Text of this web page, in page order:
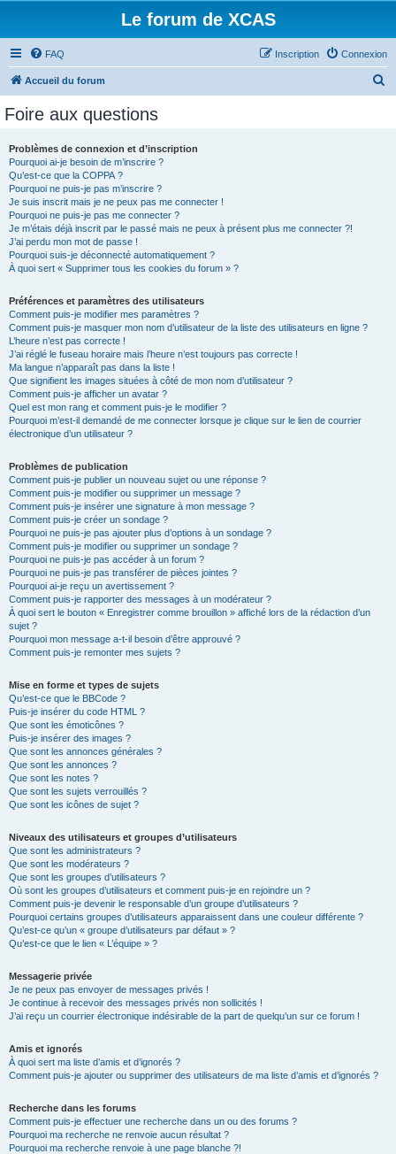
Le forum de XCAS
FAQ Connexion
Inscription
Accueil du forum
Foire aux questions
Problèmes de connexion et d’inscription
Pourquoi ai-je besoin de m’inscrire ?
Qu’est-ce que la COPPA ?
Pourquoi ne puis-je pas m’inscrire ?
Je suis inscrit mais je ne peux pas me connecter !
Pourquoi ne puis-je pas me connecter ?
Je m’étais déjà inscrit par le passé mais ne peux à présent plus me connecter ?!
J’ai perdu mon mot de passe !
Pourquoi suis-je déconnecté automatiquement ?
À quoi sert « Supprimer tous les cookies du forum » ?
Préférences et paramètres des utilisateurs
Comment puis-je modifier mes paramètres ?
Comment puis-je masquer mon nom d’utilisateur de la liste des utilisateurs en ligne ?
L’heure n’est pas correcte !
J’ai réglé le fuseau horaire mais l’heure n’est toujours pas correcte !
Ma langue n’apparaît pas dans la liste !
Que signifient les images situées à côté de mon nom d’utilisateur ?
Comment puis-je afficher un avatar ?
Quel est mon rang et comment puis-je le modifier ?
Pourquoi m’est-il demandé de me connecter lorsque je clique sur le lien de courrier
électronique d’un utilisateur ?
Problèmes de publication
Comment puis-je publier un nouveau sujet ou une réponse ?
Comment puis-je modifier ou supprimer un message ?
Comment puis-je insérer une signature à mon message ?
Comment puis-je créer un sondage ?
Pourquoi ne puis-je pas ajouter plus d’options à un sondage ?
Comment puis-je modifier ou supprimer un sondage ?
Pourquoi ne puis-je pas accéder à un forum ?
Pourquoi ne puis-je pas transférer de pièces jointes ?
Pourquoi ai-je reçu un avertissement ?
Comment puis-je rapporter des messages à un modérateur ?
À quoi sert le bouton « Enregistrer comme brouillon » affiché lors de la rédaction d’un
sujet ?
Pourquoi mon message a-t-il besoin d’être approuvé ?
Comment puis-je remonter mes sujets ?
Mise en forme et types de sujets
Qu’est-ce que le BBCode ?
Puis-je insérer du code HTML ?
Que sont les émoticônes ?
Puis-je insérer des images ?
Que sont les annonces générales ?
Que sont les annonces ?
Que sont les notes ?
Que sont les sujets verrouillés ?
Que sont les icônes de sujet ?
Niveaux des utilisateurs et groupes d’utilisateurs
Que sont les administrateurs ?
Que sont les modérateurs ?
Que sont les groupes d’utilisateurs ?
Où sont les groupes d’utilisateurs et comment puis-je en rejoindre un ?
Comment puis-je devenir le responsable d’un groupe d’utilisateurs ?
Pourquoi certains groupes d’utilisateurs apparaissent dans une couleur différente ?
Qu’est-ce qu’un « groupe d’utilisateurs par défaut » ?
Qu’est-ce que le lien « L’équipe » ?
Messagerie privée
Je ne peux pas envoyer de messages privés !
Je continue à recevoir des messages privés non sollicités !
J’ai reçu un courrier électronique indésirable de la part de quelqu’un sur ce forum !
Amis et ignorés
À quoi sert ma liste d’amis et d’ignorés ?
Comment puis-je ajouter ou supprimer des utilisateurs de ma liste d’amis et d’ignorés ?
Recherche dans les forums
Comment puis-je effectuer une recherche dans un ou des forums ?
Pourquoi ma recherche ne renvoie aucun résultat ?
Pourquoi ma recherche renvoie à une page blanche ?!